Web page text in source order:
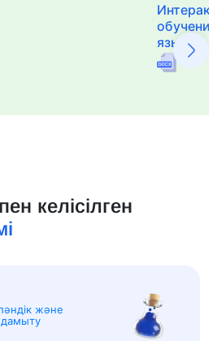
языка и
келісілген
және
дамыту